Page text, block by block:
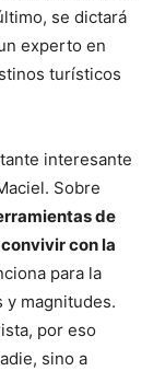
se dictará
experto en
turísticos
interesante
Sobre
de
con la
para la
magnitudes.
por eso
sino a